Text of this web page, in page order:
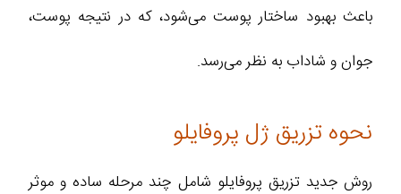
باعث بهبود ساختار پوست می‌شود، که در نتیجه پوست،
جوان‌ و شاداب‌ به نظر می‌رسد.
نحوه تزریق ژل پروفایلو
روش جدید تزریق پروفایلو شامل چند مرحله ساده و موثر